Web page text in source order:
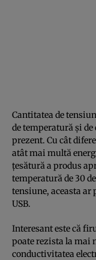
Cantitatea de
de temperatură și
prezent. Cu cât
atât mai multă
țesătură a produs
temperatură de 30
tensiune, aceasta
USB.
Interesant este că
poate rezista la mai
conductivitatea